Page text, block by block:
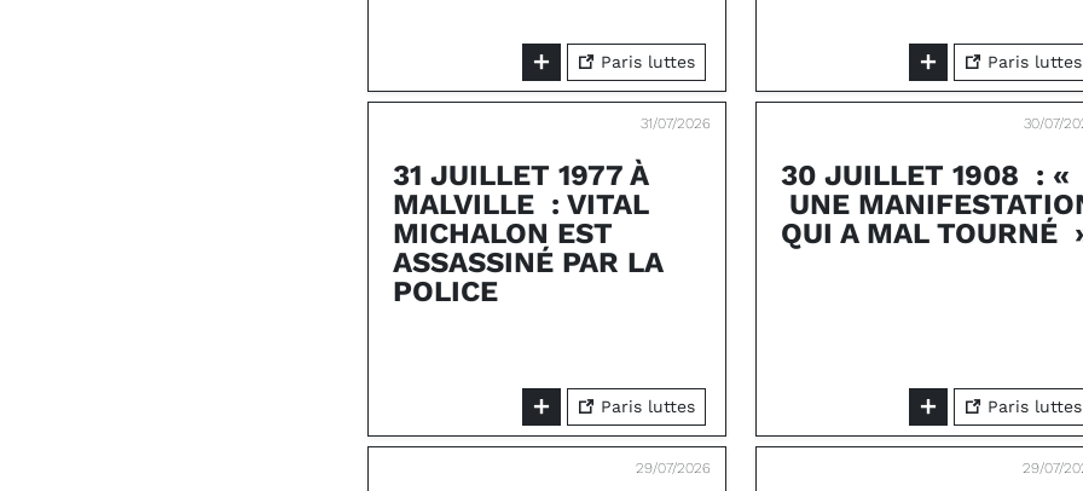
Paris luttes Paris luttes
31/07/2026
31 JUILLET 1977 À
MALVILLE : VITAL
MICHALON EST
ASSASSINÉ PAR LA
POLICE
Paris luttes
30/07/
30 JUILLET 1908 : «
UNE
QUI A MAL TOURNÉ
Paris luttes
29/07/2026 29/07/